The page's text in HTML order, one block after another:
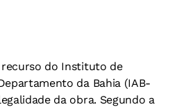
recurso do Instituto de
da Bahia (IAB-
da obra. Segundo a